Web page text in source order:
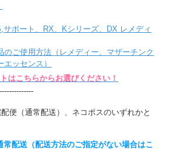
ポート、RX、Kシリーズ、DX レメディ
のご使用方法（レメディー、マザーチンク
ッセンス）
はこちらからお選びください！
便（通常配送）、ネコポスのいずれかと
配送（配送方法のご指定がない場合はこ